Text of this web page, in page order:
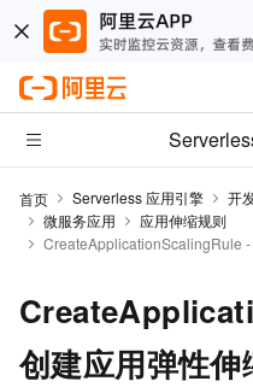
首页 Serverless 应用引擎 开
微服务应用
应用伸缩规则
CreateApplicationScalingRule
创建应用弹性伸